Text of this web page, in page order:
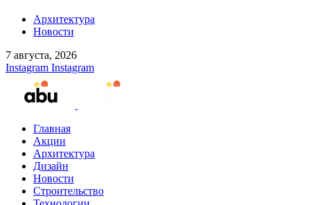
Архитектура
Новости
7 августа, 2026
Instagram Instagram
Главная
Акции
Архитектура
Дизайн
Новости
Строительство